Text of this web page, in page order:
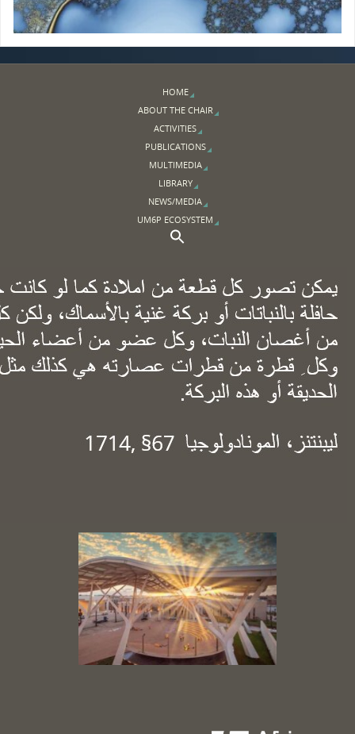
HOME
ABOUT THE CHAIR
ACTIVITIES
PUBLICATIONS
MULTIMEDIA
LIBRARY
NEWS/MEDIA
UM6P ECOSYSTEM
Search for:
Search Button